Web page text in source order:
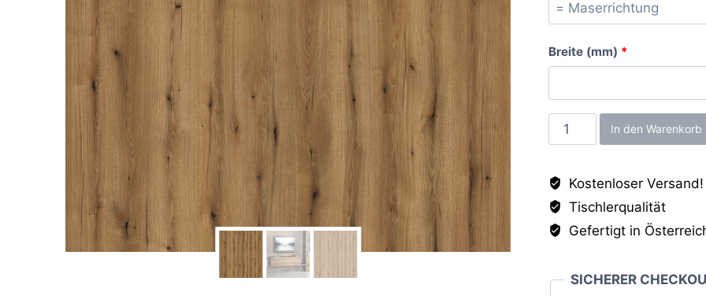
Breite (mm) *
Eiche
Evoke
IR,
25mm
Menge
In den Warenkorb
Kostenloser Versand!
Tischlerqualität
Gefertigt in
SICHERER